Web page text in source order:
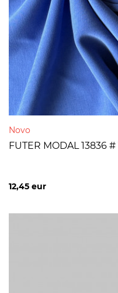
Novo
FUTER MODAL 13836
12,45 eur